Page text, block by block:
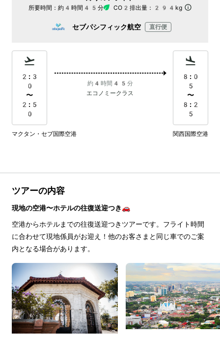
所要時間： 約4時間45分 CO2排出量： 294kg
セブパシフィック航空 直行便
2:3
0
〜
2:5
0
約4時間45分
エコノミークラス
8:0
5
〜
8:2
5
マクタン・セブ国際空港 関西国際空港
ツアーの内容
現地の空港〜ホテルの往復送迎つき🚗
空港からホテルまでの往復送迎つきツアーです。フライト時間
に合わせて現地係員がお迎え！他のお客さまと同じ車でのご案
内となる場合があります。